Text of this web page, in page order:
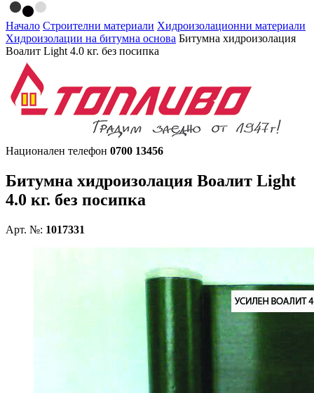
Начало Строителни материали Хидроизолационни материали
Хидроизолации на битумна основа Битумна хидроизолация
Воалит Light 4.0 кг. без посипка
Национален телефон 0700 13456
Битумна хидроизолация Воалит Light
4.0 кг. без посипка
Арт. №: 1017331